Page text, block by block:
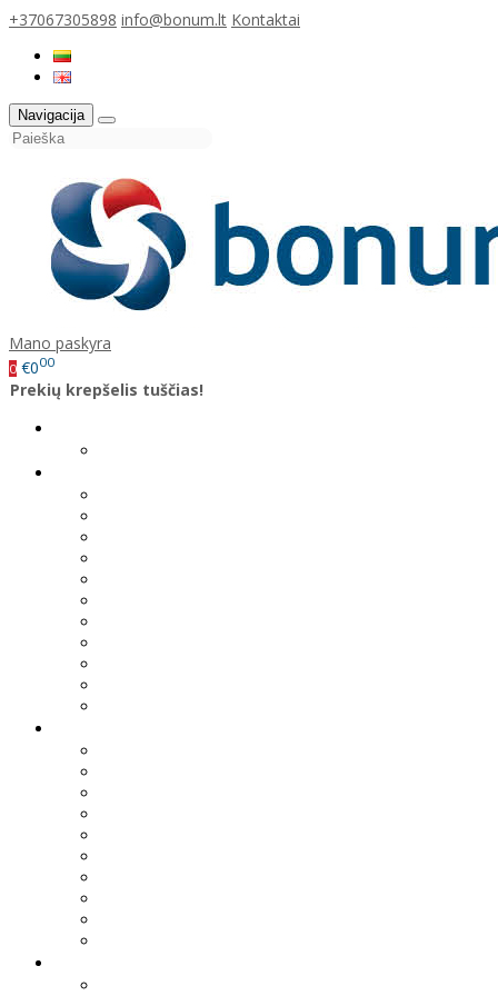
+37067305898 info@bonum.lt Kontaktai
Navigacija
Mano paskyra
0 €000
Prekių krepšelis tuščias!